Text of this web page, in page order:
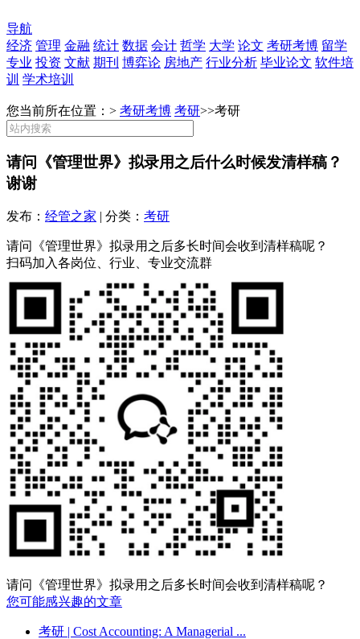
导航
经济 管理 金融 统计 数据 会计 哲学 大学 论文 考研考博 留学
专业 投资 文献 期刊 博弈论 房地产 行业分析 毕业论文 软件培
训 学术培训
您当前所在位置：> 考研考博 考研>>考研
请问《管理世界》拟录用之后什么时候发清样稿？
谢谢
发布： 经管之家 | 分类： 考研
请问《管理世界》拟录用之后多长时间会收到清样稿呢？
扫码加入各岗位、行业、专业交流群
请问《管理世界》拟录用之后多长时间会收到清样稿呢？
您可能感兴趣的文章
考研 | Cost Accounting: A Managerial ...